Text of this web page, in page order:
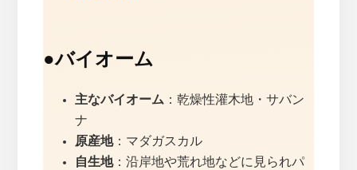
●バイオーム
主なバイオーム：乾燥性灌木地・サバン
ナ
原産地：マダガスカル
自生地：沿岸地や荒れ地などに見られパ